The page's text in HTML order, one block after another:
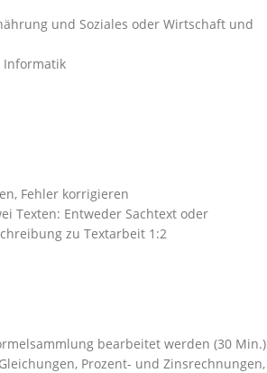
und Soziales oder Wirtschaft und
Informatik
Fehler korrigieren
Texten: Entweder Sachtext oder
zu Textarbeit 1:2
bearbeitet werden (30 Min.)
Prozent- und Zinsrechnungen,